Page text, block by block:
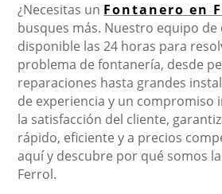
¿Necesitas un Fontanero en
busques más. Nuestro equipo de
disponible las 24 horas para
problema de fontanería, desde
reparaciones hasta grandes
de experiencia y un compromiso
la satisfacción del cliente,
rápido, eficiente y a precios
aquí y descubre por qué somos
Ferrol.